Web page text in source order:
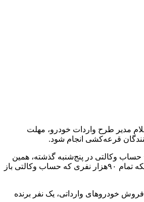
مدیر طرح واردات خودرو، مهلت
قرعه‌کشی انجام شود.
افتتاح حساب وکالتی در پنج‌شنبه گذشته، همین
۹۰‌هزار نفر امکان ثبت‌نام در طرح جدید فروش وارداتی‌ها را دارند.ضیغمی همچنین گفته که در این دور از فروش، ۱۰‌هزار دستگاه خودرو عرضه شده است.با فرض اینکه تمام ۹۰‌هزار نفری که حساب وکالتی باز
به ۹ است.به عبارت بهتر، از هر ۹ نفر ثبت‌نام‌کننده در طرح جدید فروش خودروهای وارداتی، یک نفر برنده